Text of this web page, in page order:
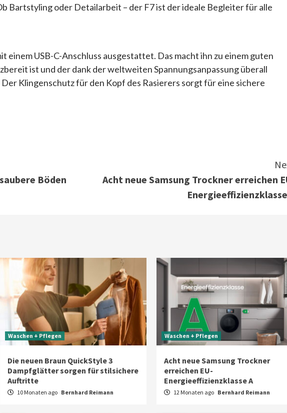
Bartstyling oder Detailarbeit – der F7 ist der ideale Begleiter für alle
einem USB-C-Anschluss ausgestattet. Das macht ihn zu einem guten
ist und der dank der weltweiten Spannungsanpassung überall
Klingenschutz für den Kopf des Rasierers sorgt für eine sichere
Böden
Acht neue Samsung Trockner erreichen
Waschen + Pflegen
Die neuen Braun QuickStyle 3
Dampfglätter sorgen für stilsichere
Auftritte
10 Monaten ago Bernhard Reimann
Waschen + Pflegen
Acht neue Samsung Trockner
erreichen EU-
Energieeffizienzklasse A
12 Monaten ago Bernhard Reimann